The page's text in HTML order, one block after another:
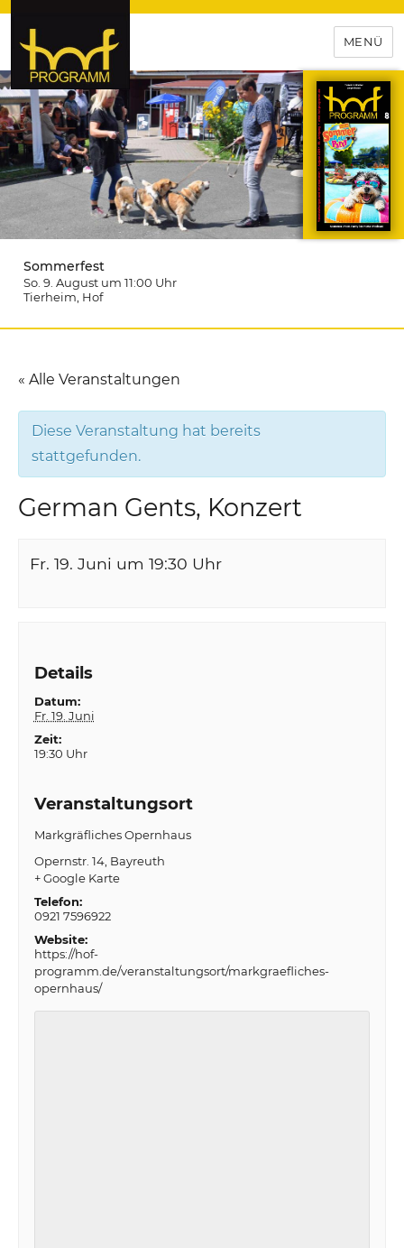
hof-programm – das
Veranstaltungsportal für
Hochfranken
MENÜ
Sommerfest
So. 9. August um 11:00 Uhr
Tierheim , Hof
« Alle Veranstaltungen
Diese Veranstaltung hat bereits
stattgefunden.
German Gents, Konzert
Fr. 19. Juni um 19:30 Uhr
Details
Datum:
Fr. 19. Juni
Zeit:
19:30 Uhr
Veranstaltungsort
Markgräfliches Opernhaus
Opernstr. 14 Bayreuth
+ Google Karte
Telefon:
0921 7596922
Website:
https://hof-
programm.de/veranstaltungsort/markgraefliches-
opernhaus/